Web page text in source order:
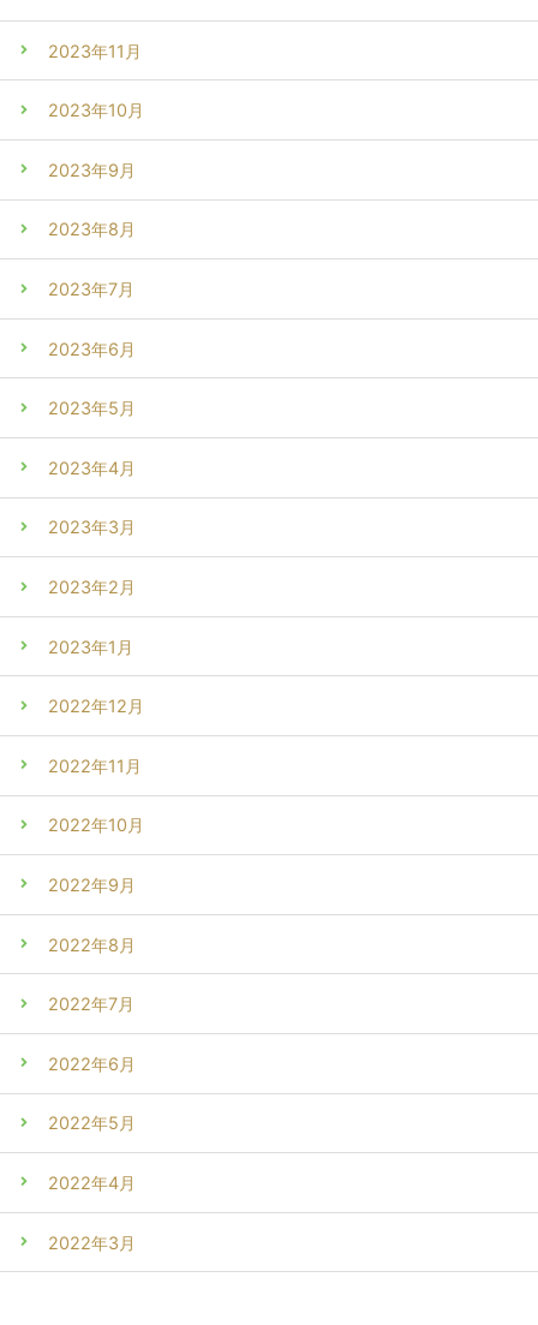
2023年11月
2023年10月
2023年9月
2023年8月
2023年7月
2023年6月
2023年5月
2023年4月
2023年3月
2023年2月
2023年1月
2022年12月
2022年11月
2022年10月
2022年9月
2022年8月
2022年7月
2022年6月
2022年5月
2022年4月
2022年3月